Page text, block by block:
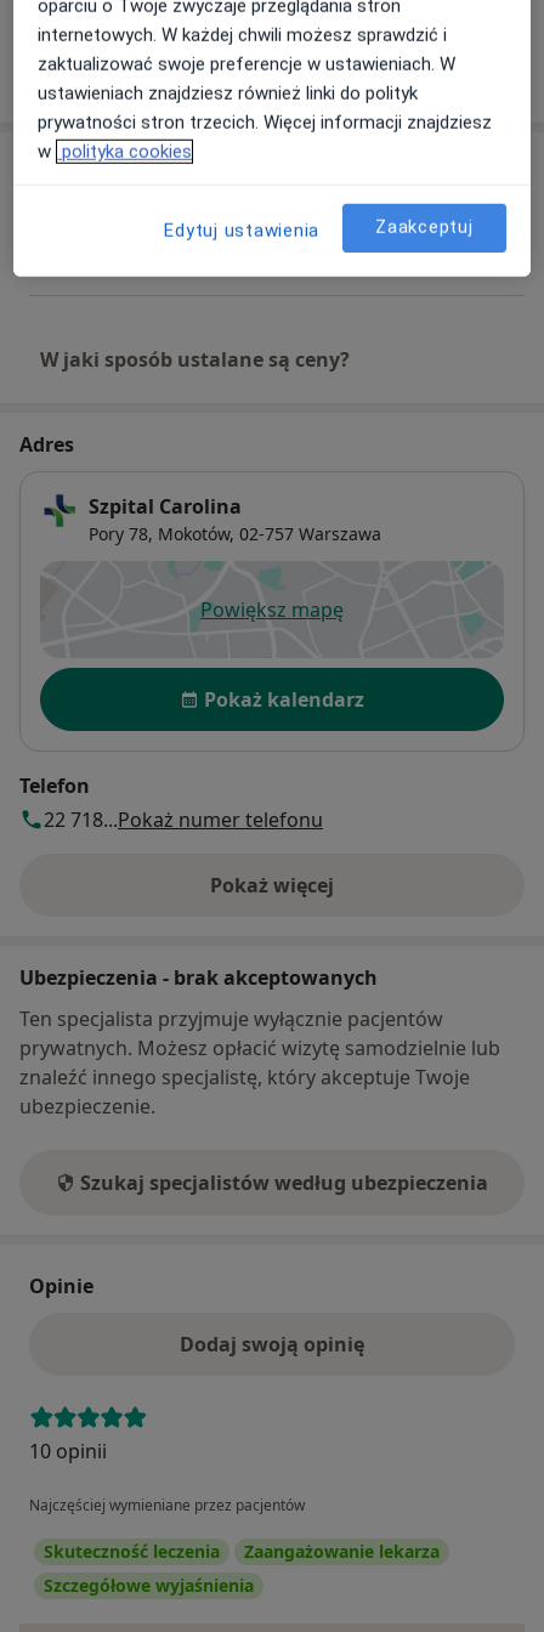
Pokaż więcejo doświadczeniu
Usługi i ceny
Umów wizytę
W jaki sposób ustalane są ceny?
Adres
Szpital Carolina
Pory 78, Mokotów, 02-757 Warszawa
Powiększ mapęotwiera się w nowej karcie
Dostępność
Pokaż kalendarz
Telefon
22 718...Pokaż numer telefonu
Pokaż więcej
o adresie
Ubezpieczenia - brak akceptowanych
Ten specjalista przyjmuje wyłącznie pacjentów
prywatnych. Możesz opłacić wizytę samodzielnie lub
znaleźć innego specjalistę, który akceptuje Twoje
ubezpieczenie.
Szukaj specjalistów według ubezpieczenia
Opinie
Dodaj swoją opinię
10 opinii
Najczęściej wymieniane przez pacjentów
Skuteczność leczenia
Zaangażowanie lekarza
Szczegółowe wyjaśnienia
oparciu o Twoje zwyczaje przeglądania stron
internetowych. W każdej chwili możesz sprawdzić i
zaktualizować swoje preferencje w ustawieniach. W
ustawieniach znajdziesz również linki do polityk
prywatności stron trzecich. Więcej informacji znajdziesz
w polityka cookies
Edytuj ustawienia Zaakceptuj